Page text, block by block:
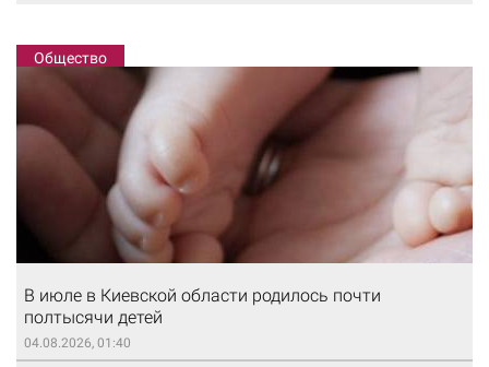
Общество
В июле в Киевской области родилось почти
полтысячи детей
04.08.2026, 01:40